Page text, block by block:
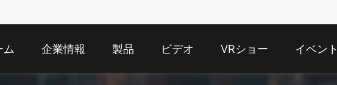
ム 企業情報 製品 ビデオ VRショー イベント